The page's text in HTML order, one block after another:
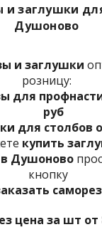
и заглушки
Душоново
и заглушки
розницу:
для
руб
для столбов
купить
Душоново
кнопку
саморез
цена за шт от